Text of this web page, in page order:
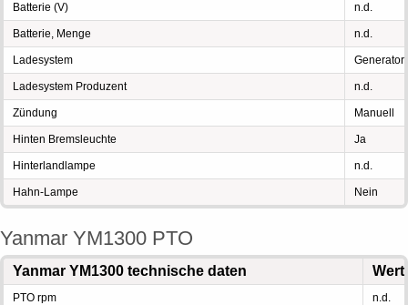
Batterie (V) n.d.
Batterie, Menge n.d.
Ladesystem Generator
Ladesystem Produzent n.d.
Zündung Manuell
Hinten Bremsleuchte Ja
Hinterlandlampe n.d.
Hahn-Lampe Nein
Yanmar YM1300 PTO
Yanmar YM1300 technische daten Wert
PTO rpm n.d.